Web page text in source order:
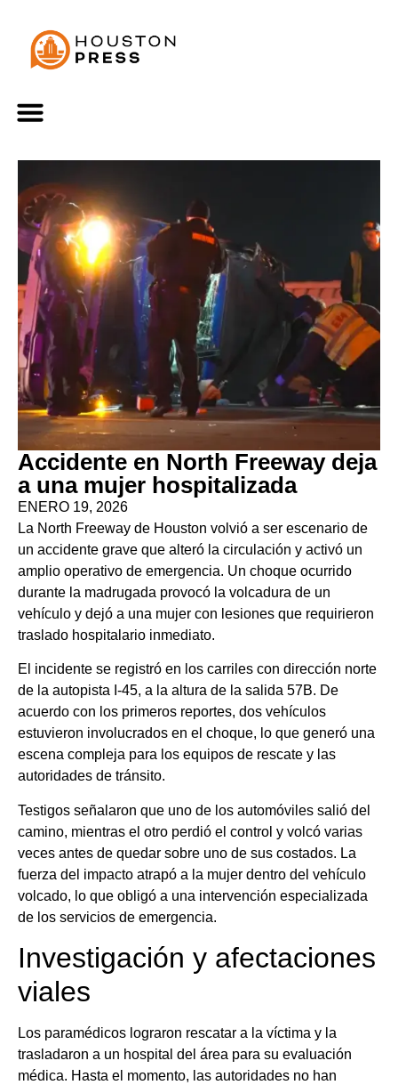
Accidente en North Freeway deja
a una mujer hospitalizada
ENERO 19, 2026
La North Freeway de Houston volvió a ser escenario de
un accidente grave que alteró la circulación y activó un
amplio operativo de emergencia. Un choque ocurrido
durante la madrugada provocó la volcadura de un
vehículo y dejó a una mujer con lesiones que requirieron
traslado hospitalario inmediato.
El incidente se registró en los carriles con dirección norte
de la autopista I-45, a la altura de la salida 57B. De
acuerdo con los primeros reportes, dos vehículos
estuvieron involucrados en el choque, lo que generó una
escena compleja para los equipos de rescate y las
autoridades de tránsito.
Testigos señalaron que uno de los automóviles salió del
camino, mientras el otro perdió el control y volcó varias
veces antes de quedar sobre uno de sus costados. La
fuerza del impacto atrapó a la mujer dentro del vehículo
volcado, lo que obligó a una intervención especializada
de los servicios de emergencia.
Investigación y afectaciones
viales
Los paramédicos lograron rescatar a la víctima y la
trasladaron a un hospital del área para su evaluación
médica. Hasta el momento, las autoridades no han